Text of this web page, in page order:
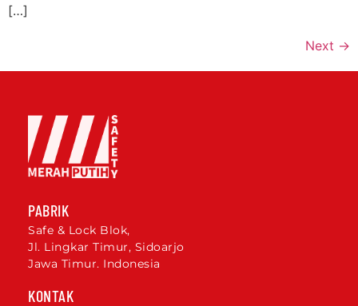
[…]
Next →
PABRIK
Safe & Lock Blok,
Jl. Lingkar Timur, Sidoarjo
Jawa Timur. Indonesia
KONTAK